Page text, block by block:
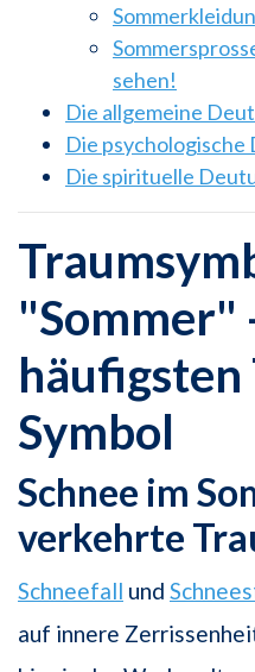
sehen!
Die allgemeine
Die psychologische
Die spirituelle
"Sommer"
häufigsten
Symbol
Schnee im
verkehrte
Schneefall und
auf innere